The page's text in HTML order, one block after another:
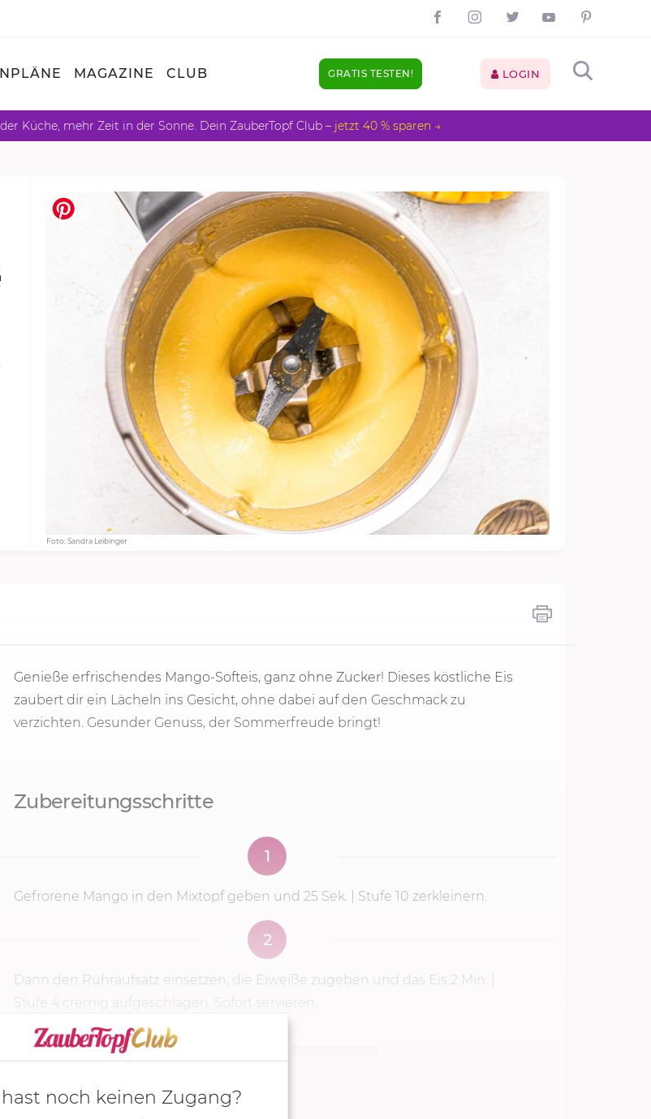
MAGAZINE CLUB GRATIS TESTEN! LOGIN
Küche, mehr Zeit in der Sonne. Dein ZauberTopf Club – jetzt 40 % sparen →
Foto: Sandra Leibinger
Genieße erfrischendes Mango-Soft­eis, ganz ohne Zucker! Dieses köstliche Eis
zaubert dir ein Lächeln ins Gesicht, ohne dabei auf den Geschmack zu
verzichten. Gesunder Genuss, der Sommerfreude bringt!
Zubereitungsschritte
1
Gefrorene Mango in den Mixtopf geben und 25 Sek. | Stufe 10 zerkleinern.
2
Dann den Rühraufsatz einsetzen, die Eiweiße zugeben und das Eis 2 Min.
Stufe 4
cremig aufgeschlagen. Sofort servieren.
noch keinen Zugang?